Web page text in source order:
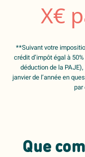
X€
**Suivant votre
crédit d’impôt égal à
déduction de la
janvier de l’année en
par
Que